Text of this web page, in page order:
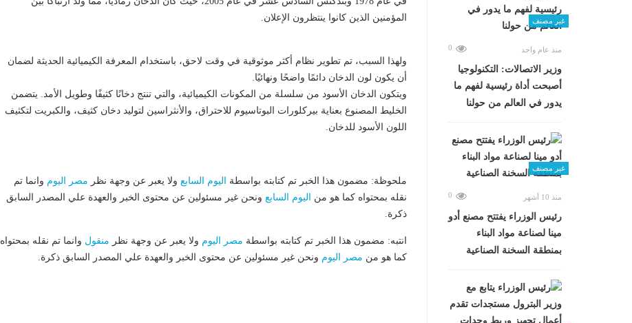
غير مصنف
منذ عام واحد 0
وزير الاتصالات: التكنولوجيا
أصبحت أداة رئيسية لفهم ما
يدور في العالم من حولنا
غير مصنف
منذ 10 أشهر 0
رئيس الوزراء يفتتح مصنع أدو
مينا لصناعة مواد البناء
بمنطقة السخنة الصناعية
المؤمنين الذين كانوا ينتظرون الإعلان.
ولهذا السبب، تم تطوير نظام أكثر موثوقية في وقت لاحق، باستخدام المعرفة الكيميائية الحديثة لضمان
أن يكون لون الدخان دائمًا واضحًا ونهائيًا.
ويتكون الدخان الأسود من سلسلة من المكونات الكيميائية، والتي تنتج دخانًا كثيفًا وطويل الأمد. يتضمن
الخليط المصنوع بعناية بيركلورات البوتاسيوم للاحتراق، والأنثراسين لتوليد دخان كثيف، والكبريت لتكثيف
اللون الأسود للدخان.
ملحوظة: مضمون هذا الخبر تم كتابته بواسطة اليوم السابع ولا يعبر عن وجهة نظر مصر اليوم وانما تم
نقله بمحتواه كما هو من
اليوم السابع ونحن غير مسئولين عن محتوى الخبر والعهدة علي المصدر السابق
ذكرة.
انتبه: مضمون هذا الخبر تم كتابته بواسطة مصر اليوم ولا يعبر عن وجهة نظر منقول وانما تم نقله بمحتواه
كما هو من مصر اليوم ونحن غير مسئولين عن محتوى الخبر والعهدة علي المصدر السابق ذكرة.